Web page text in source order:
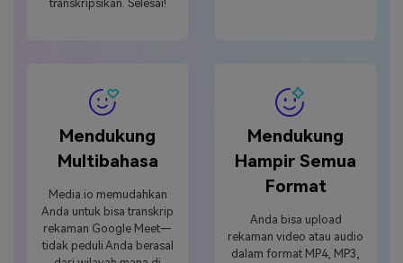
transkripsikan. Selesai!
Mendukung
Multibahasa
Media.io memudahkan
Anda untuk bisa transkrip
rekaman Google Meet—
tidak peduli Anda berasal
Mendukung
Hampir Semua
Format
Anda bisa upload
rekaman video atau audio
dalam format MP4, MP3,